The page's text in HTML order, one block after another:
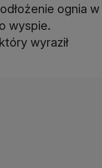
ognia w
wyspie.
wyraził